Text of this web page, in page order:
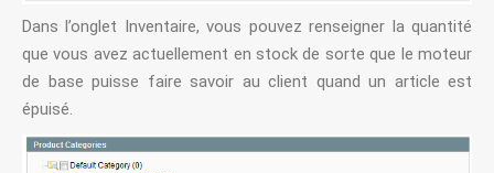
Dans l’onglet Inventaire, vous pouvez renseigner la quantité
que vous avez actuellement en stock de sorte que le moteur
de base puisse faire savoir au client quand un article est
épuisé.